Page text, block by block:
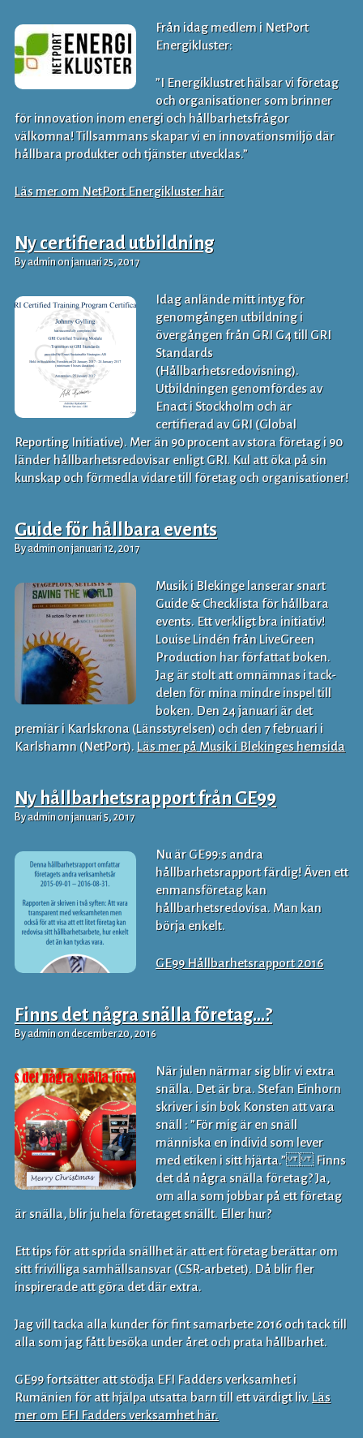
Från idag medlem i NetPort
Energikluster:
”I Energiklustret hälsar vi företag
och organisationer som brinner
för innovation inom energi och hållbarhetsfrågor
välkomna! Tillsammans skapar vi en innovationsmiljö där
hållbara produkter och tjänster utvecklas.”
Läs mer om NetPort Energikluster här
Ny certifierad utbildning
By admin on januari 25, 2017
Idag anlände mitt intyg för
genomgången utbildning i
övergången från GRI G4 till GRI
Standards
(Hållbarhetsredovisning).
Utbildningen genomfördes av
Enact i Stockholm och är
certifierad av GRI (Global
Reporting Initiative). Mer än 90 procent av stora företag i 90
länder hållbarhetsredovisar enligt GRI. Kul att öka på sin
kunskap och förmedla vidare till företag och organisationer!
Guide för hållbara events
By admin on januari 12, 2017
Musik i Blekinge lanserar snart
Guide & Checklista för hållbara
events. Ett verkligt bra initiativ!
Louise Lindén från LiveGreen
Production har författat boken.
Jag är stolt att omnämnas i tack-
delen för mina mindre inspel till
boken. Den 24 januari är det
premiär i Karlskrona (Länsstyrelsen) och den 7 februari i
Karlshamn (NetPort). Läs mer på Musik i Blekinges hemsida
Ny hållbarhetsrapport från GE99
By admin on januari 5, 2017
Nu är GE99:s andra
hållbarhetsrapport färdig! Även ett
enmansföretag kan
hållbarhetsredovisa. Man kan
börja enkelt.
GE99 Hållbarhetsrapport 2016
Finns det några snälla företag…?
By admin on december 20, 2016
När julen närmar sig blir vi extra
snälla. Det är bra. Stefan Einhorn
skriver i sin bok Konsten att vara
snäll : ”För mig är en snäll
människa en individ som lever
med etiken i sitt hjärta.” Finns
det då några snälla företag? Ja,
om alla som jobbar på ett företag
är snälla, blir ju hela företaget snällt. Eller hur?
Ett tips för att sprida snällhet är att ert företag berättar om
sitt frivilliga samhällsansvar (CSR-arbetet). Då blir fler
inspirerade att göra det där extra.
Jag vill tacka alla kunder för fint samarbete 2016 och tack till
alla som jag fått besöka under året och prata hållbarhet.
GE99 fortsätter att stödja EFI Fadders verksamhet i
Rumänien för att hjälpa utsatta barn till ett värdigt liv. Läs
mer om EFI Fadders verksamhet här.